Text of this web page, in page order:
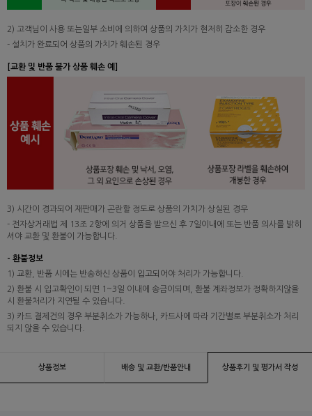
2) 고객님이 사용 또는일부 소비에 의하여 상품의 가치가 현저히 감소한 경우
- 설치가 완료되어 상품의 가치가 훼손된 경우
[교환 및 반품 불가 상품 훼손 예]
3) 시간이 경과되어 재판매가 곤란할 정도로 상품의 가치가 상실된 경우
- 전자상거래법 제 13조 2항에 의거 상품을 받으신 후 7일이내에 또는 반품 의사를 밝히
셔야 교환 및 환불이 가능합니다.
- 환불정보
1) 교환, 반품 시에는 반송하신 상품이 입고되어야 처리가 가능합니다.
2) 환불 시 입고확인이 되면 1~3일 이내에 송금이되며, 환불 계좌정보가 정확하지않을
시 환불처리가 지연될 수 있습니다.
3) 카드 결제건의 경우 부분취소가 가능하나, 카드사에 따라 기간별로 부분취소가 처리
되지 않을 수 있습니다.
상품정보 배송 및 교환/반품안내 상품후기 및 평가서 작성